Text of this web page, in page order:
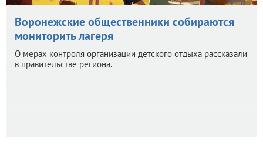
Воронежские общественники собираются
мониторить лагеря
О мерах контроля организации детского отдыха рассказали
в правительстве региона.